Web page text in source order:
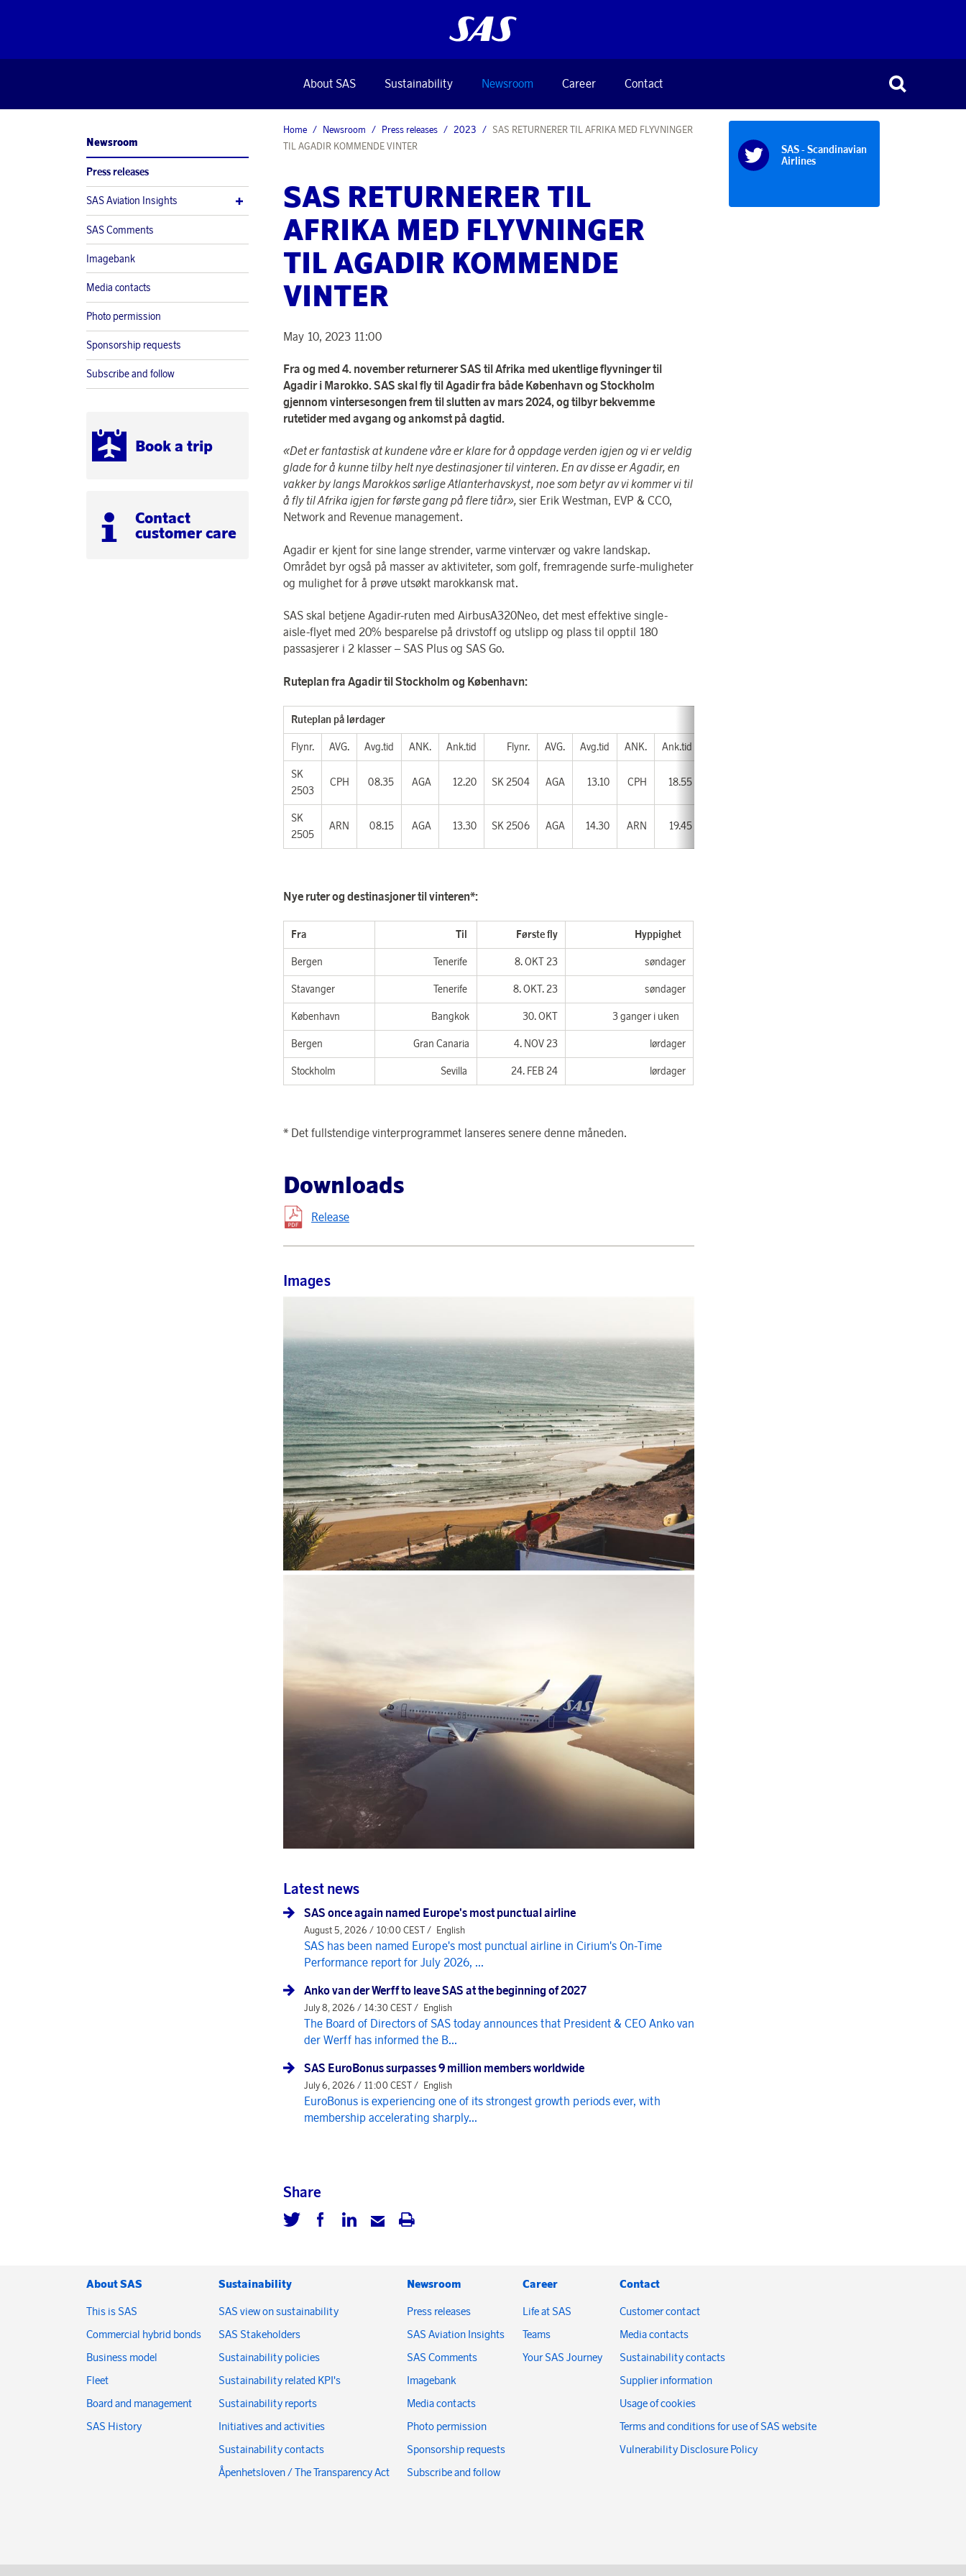
About SAS Sustainability Newsroom Career Contact
Newsroom
Press releases
SAS Aviation Insights
SAS Comments
Imagebank
Media contacts
Photo permission
Sponsorship requests
Subscribe and follow
Book a trip
Contact
customer care
Home Newsroom Press releases 2023
SAS RETURNERER TIL AFRIKA MED FLYVNINGER
TIL AGADIR KOMMENDE VINTER
SAS RETURNERER TIL
AFRIKA MED FLYVNINGER
TIL AGADIR KOMMENDE
VINTER
May 10, 2023 11:00
Fra og med 4. november returnerer SAS til Afrika med ukentlige flyvninger til
Agadir i Marokko. SAS skal fly til Agadir fra både København og Stockholm
gjennom vintersesongen frem til slutten av mars 2024, og tilbyr bekvemme
rutetider med avgang og ankomst på dagtid.
«Det er fantastisk at kundene våre er klare for å oppdage verden igjen og vi er veldig
glade forå kunne tilby helt nye destinasjoner til vinteren. En av disse er Agadir, en
vakker by langs Marokkos sørlige Atlanterhavskyst, noe som betyr av vi kommer vi til
å fly til Afrika igjen for første gang på flere tiår», sier Erik Westman, EVP & CCO,
Network and Revenue management.
Agadir er kjent for sine lange strender, varme vintervær og vakre landskap.
Området byr også på masser av aktiviteter, som golf, fremragende surfe-muligheter
og mulighet for å prøve utsøkt marokkansk mat.
SAS skal betjene Agadir-ruten med AirbusA320Neo, det mest effektive single-
aisle-flyet med 20% besparelse på drivstoff og utslipp og plass til opptil 180
passasjerer i 2 klasser – SAS Plus og SAS Go.
Ruteplan fra Agadir til Stockholm og København:
Ruteplan på lørdager
Flynr. AVG. Avg.tid ANK. Ank.tid Flynr. AVG. Avg.tid ANK. Ank.tid
SK
2503
CPH 08.35 AGA 12.20 SK 2504 AGA 13.10 CPH 18.55
SK
2505
ARN 08.15 AGA 13.30 SK 2506 AGA 14.30 ARN 19.45
Nye ruter og destinasjoner til vinteren*:
Fra Til Første fly Hyppighet
Bergen Tenerife 8. OKT 23 søndager
Stavanger Tenerife 8. OKT. 23 søndager
København Bangkok 30. OKT 3 ganger i uken
Bergen Gran Canaria 4. NOV 23 lørdager
Stockholm Sevilla 24. FEB 24 lørdager
* Det fullstendige vinterprogrammet lanseres senere denne måneden.
Downloads
Release
Images
Latest news
SAS once again named Europe's most punctual airline
August 5, 2026 / 10:00 CEST / English
SAS has been named Europe's most punctual airline in Cirium's On-Time
Performance report for July 2026, ...
Anko van der Werff to leave SAS at the beginning of 2027
July 8, 2026 / 14:30 CEST / English
The Board of Directors of SAS today announces that President & CEO Anko van
der Werff has informed the B...
SAS EuroBonus surpasses 9 million members worldwide
July 6, 2026 / 11:00 CEST / English
EuroBonus is experiencing one of its strongest growth periods ever, with
membership accelerating sharply...
Share
SAS - Scandinavian
Airlines
About SAS
This is SAS
Commercial hybrid bonds
Business model
Fleet
Board and management
SAS History
Sustainability
SAS view on sustainability
SAS Stakeholders
Sustainability policies
Sustainability related KPI's
Sustainability reports
Initiatives and activities
Sustainability contacts
Åpenhetsloven / The Transparency Act
Newsroom
Press releases
SAS Aviation Insights
SAS Comments
Imagebank
Media contacts
Photo permission
Sponsorship requests
Subscribe and follow
Career
Life at SAS
Teams
Your SAS Journey
Contact
Customer contact
Media contacts
Sustainability contacts
Supplier information
Usage of cookies
Terms and conditions for use of SAS website
Vulnerability Disclosure Policy